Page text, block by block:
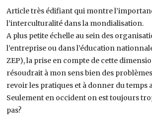
Article très édifiant qui montre
l’interculturalité dans la mondialisation.
A plus petite échelle au sein des
l’entreprise ou dans l’éducation
ZEP), la prise en compte de cette
résoudrait à mon sens bien des
revoir les pratiques et à donner du temps
Seulement en occident on est toujours
pas?